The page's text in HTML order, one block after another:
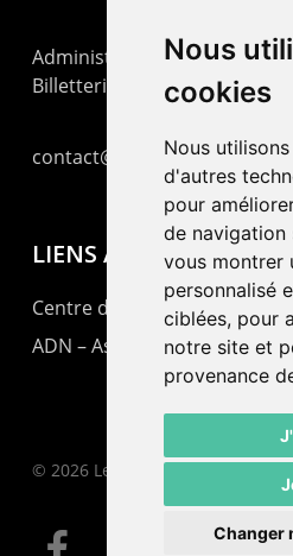
Nous
cookies
Nous
d'autres
pour
de navigation
vous montrer
personnalisé
ciblées, pour
notre site et
provenance
Changer
Administration : +41 32 725
Billetterie : +41 32 725 05 05
contact@lepommier.ch
LIENS AMIS
Centre de culture ABC
ADN – Association Danse
© 2026 Le Pommier.
facebook email